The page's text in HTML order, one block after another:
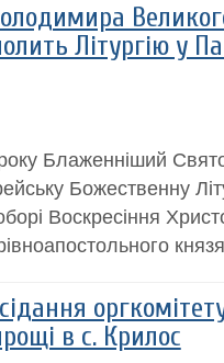
Літургію у
Блаженніший
Божественну
Воскресіння
в с. Крилос